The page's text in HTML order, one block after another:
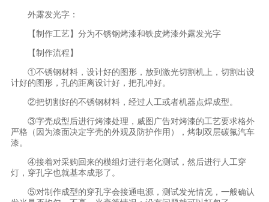
外露发光字：
【制作工艺】分为不锈钢烤漆和铁皮烤漆外露发光字
【制作流程】
①不锈钢材料，设计好的图形，放到激光切割机上，切割出设
计好的图形，孔的距离设计好，把孔冲好。
②把切割好的不锈钢材料，经过人工或者机器点焊成型。
③字壳成型后进行烤漆处理，威图广告对烤漆的工艺要求格外
严格（因为漆面决定字壳的外观及防护作用），烤制双层碳氟汽车
漆。
④接着对采购回来的模组灯进行老化测试，然后进行人工穿
灯，穿孔字也就基本成形了。
⑤对制作成型的穿孔字会接通电源，测试发光情况，一般确认